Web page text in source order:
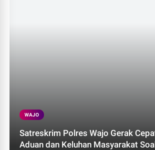
WAJO
Satreskrim Polres Wajo Gerak
Aduan dan Keluhan Masyarakat